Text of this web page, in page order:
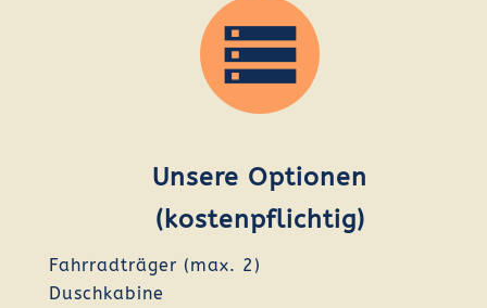
Unsere Optionen
(kostenpflichtig)
Fahrradträger (max. 2)
Duschkabine